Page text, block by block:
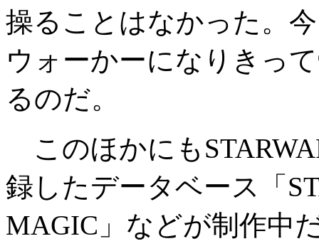
操ることはなかった。
ウォーかーになりきっ
るのだ。
このほかにも
録したデータベース「
MAGIC」などが制作中